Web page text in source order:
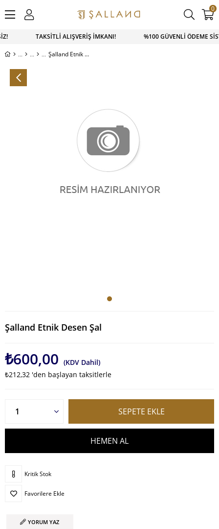
TAKSİTLİ ALIŞVERİŞ İMKANI! %100 GÜVENLİ ÖDEME
0
Şalland Etnik Desen Şal
Şalland Etnik Desen Şal
₺600,00 (KDV Dahil)
₺212,32 'den başlayan taksitlerle
Kritik Stok
Favorilere Ekle
YORUM YAZ